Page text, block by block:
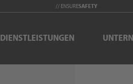
// ENSURESAFETY
DIENSTLEISTUNGEN